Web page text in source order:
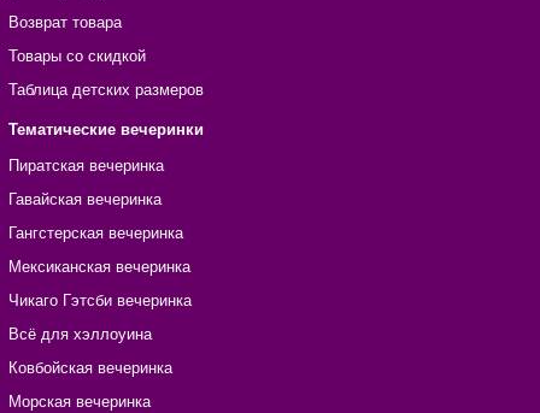
Возврат товара
Товары со скидкой
Таблица детских размеров
Тематические вечеринки
Пиратская вечеринка
Гавайская вечеринка
Гангстерская вечеринка
Мексиканская вечеринка
Чикаго Гэтсби вечеринка
Всё для хэллоуина
Ковбойская вечеринка
Морская вечеринка